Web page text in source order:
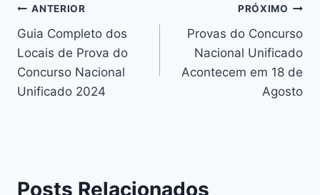
Navegação
de
Post
ANTERIOR
Guia Completo dos
Locais de Prova do
Concurso Nacional
Unificado 2024
PRÓXIMO
Provas do Concurso
Nacional Unificado
Acontecem em 18 de
Agosto
Posts Relacionados